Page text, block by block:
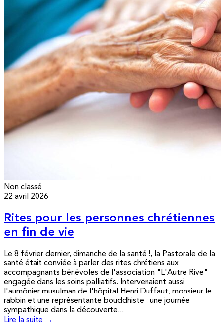
Non classé
22 avril 2026
Rites pour les personnes chrétiennes
en fin de vie
Le 8 février dernier, dimanche de la santé !, la Pastorale de la
santé était conviée à parler des rites chrétiens aux
accompagnants bénévoles de l'association "L'Autre Rive"
engagée dans les soins palliatifs. Intervenaient aussi
l'aumônier musulman de l'hôpital Henri Duffaut, monsieur le
rabbin et une représentante bouddhiste : une journée
sympathique dans la découverte...
Lire la suite →